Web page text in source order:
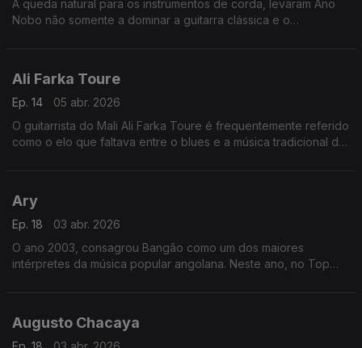
A queda natural para os instrumentos de corda, levaram Ano
Nobo não somente a dominar a guitarra clássica e o
Ali Farka Toure
Ep. 14
05 abr. 2026
O guitarrista do Mali Ali Farka Toure é frequentemente referido
como o elo que faltava entre o blues e a música tradicional da
Ary
Ep. 18
03 abr. 2026
O ano 2003, consagrou Bangão como um dos maiores
intérpretes da música popular angolana. Neste ano, no Top
Augusto Chacaya